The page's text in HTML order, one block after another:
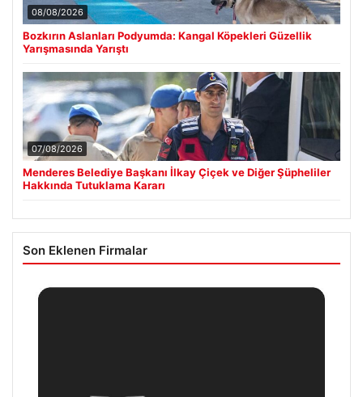
08/08/2026
Bozkırın Aslanları Podyumda: Kangal Köpekleri Güzellik
Yarışmasında Yarıştı
07/08/2026
Menderes Belediye Başkanı İlkay Çiçek ve Diğer Şüpheliler
Hakkında Tutuklama Kararı
Son Eklenen Firmalar